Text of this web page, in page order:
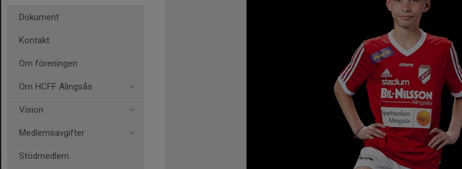
Dokument
Kontakt
Om föreningen
Om HCFF Alingsås
Vision
Medlemsavgifter
Stödmedlem